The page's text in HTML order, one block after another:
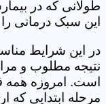
طولانی که در
این سبک درمانی
در این شرایط
نتیجه مطلوب و
است. امروزه همه
مرحله ابتدایی که